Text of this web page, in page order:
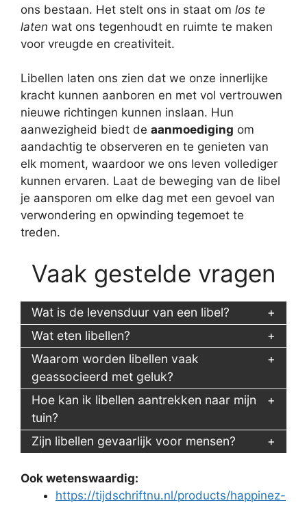
ons bestaan. Het stelt ons in staat om los te
laten wat ons tegenhoudt en ruimte te maken
voor vreugde en creativiteit.
Libellen laten ons zien dat we onze innerlijke
kracht kunnen aanboren en met vol vertrouwen
nieuwe richtingen kunnen inslaan. Hun
aanwezigheid biedt de aanmoediging om
aandachtig te observeren en te genieten van
elk moment, waardoor we ons leven vollediger
kunnen ervaren. Laat de beweging van de libel
je aansporen om elke dag met een gevoel van
verwondering en opwinding tegemoet te
treden.
Vaak gestelde vragen
Wat is de levensduur van een libel?
Wat eten libellen?
Waarom worden libellen vaak
geassocieerd met geluk?
Hoe kan ik libellen aantrekken naar mijn
tuin?
Zijn libellen gevaarlijk voor mensen?
Ook wetenswaardig:
https://tijdschriftnu.nl/products/happinez-